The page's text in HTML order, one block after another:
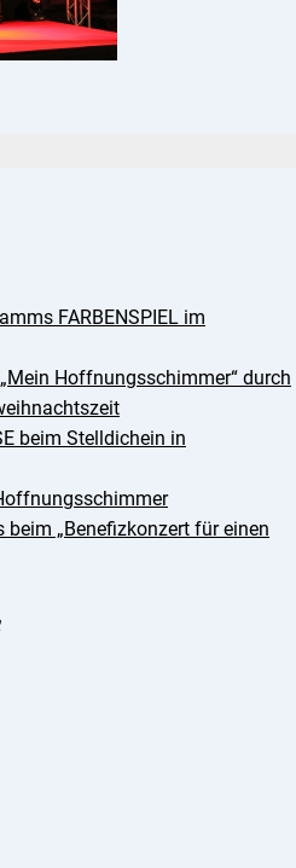
FARBENSPIEL im
Hoffnungsschimmer“ durch
beim Stelldichein in
beim „Benefizkonzert für einen